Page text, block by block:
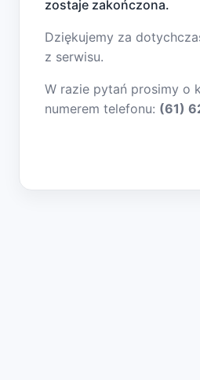
zostaje zakończona.
Dziękujemy za
z serwisu.
W razie pytań prosimy o
numerem telefonu: (61)